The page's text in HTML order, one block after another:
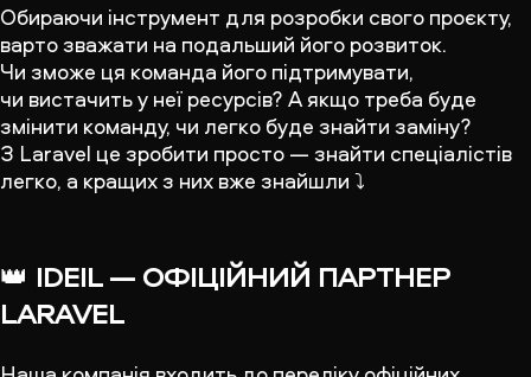
Обираючи інструмент для розробки свого проєкту,
варто зважати на подальший його розвиток.
Чи зможе ця команда його підтримувати,
чи вистачить у неї ресурсів? А якщо треба буде
змінити команду, чи легко буде знайти заміну?
З Laravel це зробити просто — знайти спеціалістів
легко, а кращих з них вже знайшли ⤵️
👑 IDEIL — ОФІЦІЙНИЙ ПАРТНЕР
LARAVEL